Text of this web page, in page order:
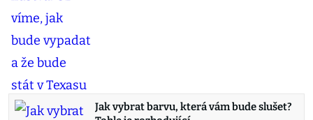
Jak vybrat barvu, která vám bude slušet?